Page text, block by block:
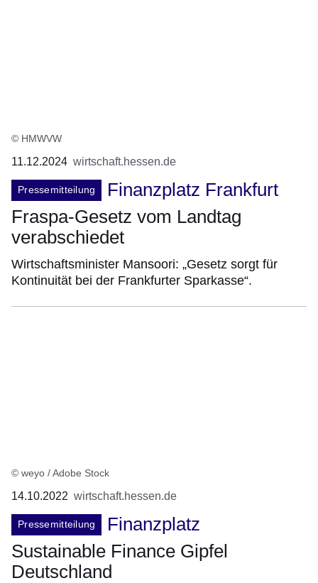
© HMWVW
11.12.2024 wirtschaft.hessen.de
Pressemitteilung
Finanzplatz Frankfurt
Fraspa-Gesetz vom Landtag
verabschiedet
Wirtschaftsminister Mansoori: „Gesetz sorgt für
Kontinuität bei der Frankfurter Sparkasse“.
© weyo / Adobe Stock
14.10.2022 wirtschaft.hessen.de
Pressemitteilung
Finanzplatz
Sustainable Finance Gipfel
Deutschland